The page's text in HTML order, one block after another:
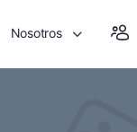
Nosotros